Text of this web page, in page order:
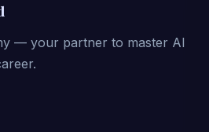
— your partner to master AI